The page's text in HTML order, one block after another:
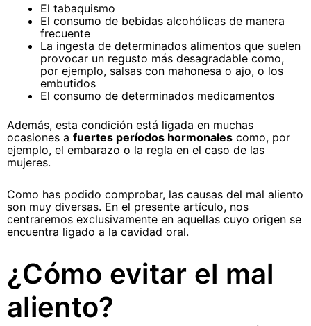
El tabaquismo
El consumo de bebidas alcohólicas de manera
frecuente
La ingesta de determinados alimentos que suelen
provocar un regusto más desagradable como,
por ejemplo, salsas con mahonesa o ajo, o los
embutidos
El consumo de determinados medicamentos
Además, esta condición está ligada en muchas
ocasiones a fuertes períodos hormonales como, por
ejemplo, el embarazo o la regla en el caso de las
mujeres.
Como has podido comprobar, las causas del mal aliento
son muy diversas. En el presente artículo, nos
centraremos exclusivamente en aquellas cuyo origen se
encuentra ligado a la cavidad oral.
¿Cómo evitar el mal
aliento?